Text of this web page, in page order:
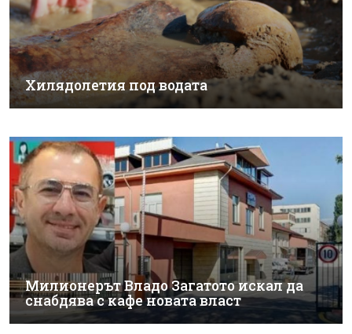
Хилядолетия под водата
Милионерът Владо Загатото искал да
снабдява с кафе новата власт